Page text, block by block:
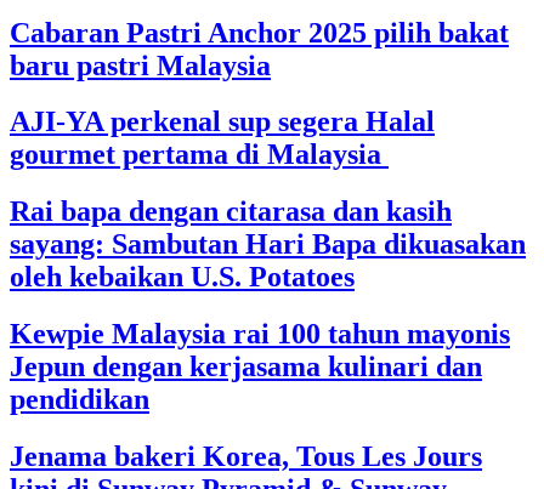
Cabaran Pastri Anchor 2025 pilih bakat
baru pastri Malaysia
AJI-YA perkenal sup segera Halal
gourmet pertama di Malaysia
Rai bapa dengan citarasa dan kasih
sayang: Sambutan Hari Bapa dikuasakan
oleh kebaikan U.S. Potatoes
Kewpie Malaysia rai 100 tahun mayonis
Jepun dengan kerjasama kulinari dan
pendidikan
Jenama bakeri Korea, Tous Les Jours